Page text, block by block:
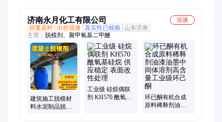
济南永月化工有限公司
洽谈
回复及时 出价迅速 真实性已核验
山东济南
主营： 脱模剂、聚甲氧基二甲醚
建筑施工脱模材
料水泥制品脱模
工业级 硅烷偶联
剂 KH570 酰氧基
环已酮有机合成
原料稀释剂油漆